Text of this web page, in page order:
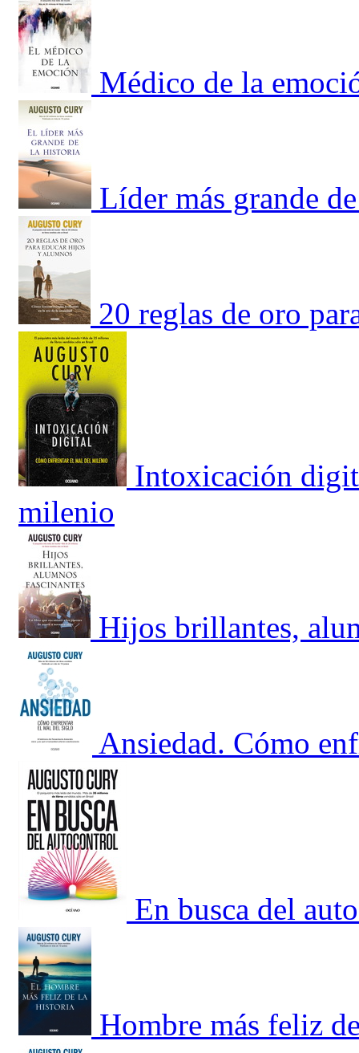
Médico de la
Líder más grande
20 reglas de oro
Intoxicación
milenio
Hijos brillantes,
Ansiedad. Cómo
En busca del
Hombre más feliz